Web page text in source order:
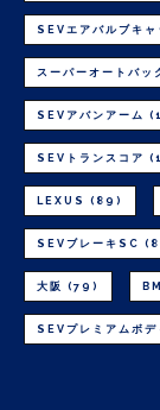
SEVエアバルブキャ
スーパーオートバッ
SEVアバンアーム
SEVトランスコア
LEXUS (89)
SEVブレーキSC
大阪 (79)
SEVプレミアムボデ